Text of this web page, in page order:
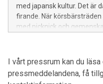
med japansk kultur. Det är
firande. När
med picknick och
I vårt pressrum kan du
pressmeddelandena, få